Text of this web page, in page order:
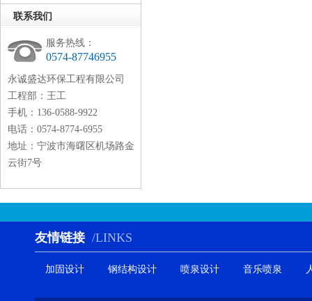
联系我们
服务热线：
0574-87746955
永诚盛达环保工程有限公司
工程部：王工
手机：136-0588-9922
电话：0574-8774-6955
地址：宁波市海曙区机场路金
云街7号
友情链接 /LINKS
加固设计 钢结构设计 喷泉设计 音乐喷泉